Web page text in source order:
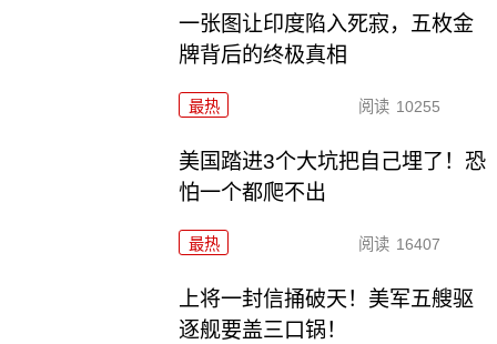
一张图让印度陷入死寂，五枚金
牌背后的终极真相
最热 阅读 10255
美国踏进3个大坑把自己埋了！恐
怕一个都爬不出
最热 阅读 16407
上将一封信捅破天！美军五艘驱
逐舰要盖三口锅！